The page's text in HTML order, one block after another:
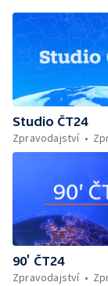
Studio ČT24
Zpravodajství
90’ ČT24
Zpravodajství